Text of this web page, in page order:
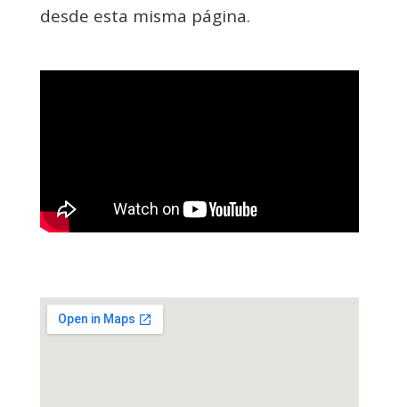
desde esta misma página.